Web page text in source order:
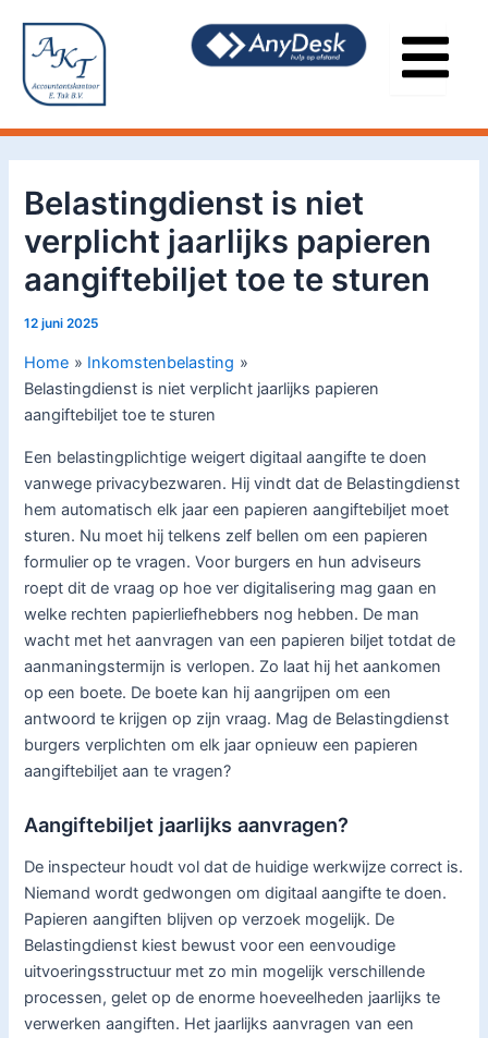
inhoud
Belastingdienst is niet
verplicht jaarlijks papieren
aangiftebiljet toe te sturen
12 juni 2025
Home
Inkomstenbelasting
Belastingdienst is niet verplicht jaarlijks papieren
aangiftebiljet toe te sturen
Een belastingplichtige weigert digitaal aangifte te doen
vanwege privacybezwaren. Hij vindt dat de Belastingdienst
hem automatisch elk jaar een papieren aangiftebiljet moet
sturen. Nu moet hij telkens zelf bellen om een papieren
formulier op te vragen. Voor burgers en hun adviseurs
roept dit de vraag op hoe ver digitalisering mag gaan en
welke rechten papierliefhebbers nog hebben. De man
wacht met het aanvragen van een papieren biljet totdat de
aanmaningstermijn is verlopen. Zo laat hij het aankomen
op een boete. De boete kan hij aangrijpen om een
antwoord te krijgen op zijn vraag. Mag de Belastingdienst
burgers verplichten om elk jaar opnieuw een papieren
aangiftebiljet aan te vragen?
Aangiftebiljet jaarlijks aanvragen?
De inspecteur houdt vol dat de huidige werkwijze correct is.
Niemand wordt gedwongen om digitaal aangifte te doen.
Papieren aangiften blijven op verzoek mogelijk. De
Belastingdienst kiest bewust voor een eenvoudige
uitvoeringsstructuur met zo min mogelijk verschillende
processen, gelet op de enorme hoeveelheden jaarlijks te
verwerken aangiften. Het jaarlijks aanvragen van een
navigatie